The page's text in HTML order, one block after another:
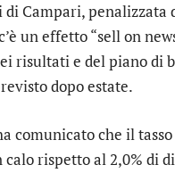
di Campari, penalizzata
un effetto “sell on
risultati e del piano di
dopo estate.
comunicato che il
calo rispetto al 2,0% di